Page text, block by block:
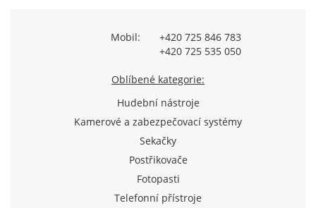
Mobil:
+420 725 846 783
+420 725 535 050
Oblíbené kategorie:
Hudební nástroje
Kamerové a zabezpečovací systémy
Sekačky
Postřikovače
Fotopasti
Telefonní přístroje